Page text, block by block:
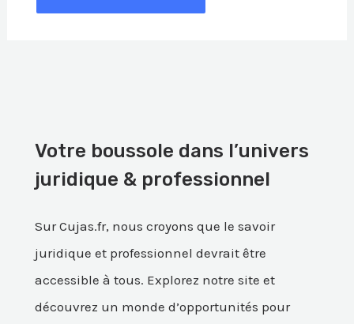
Votre boussole dans l’univers
juridique & professionnel
Sur Cujas.fr, nous croyons que le savoir
juridique et professionnel devrait être
accessible à tous. Explorez notre site et
découvrez un monde d’opportunités pour